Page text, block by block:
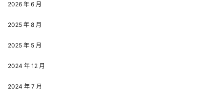
2026 年 6 月
2025 年 8 月
2025 年 5 月
2024 年 12 月
2024 年 7 月